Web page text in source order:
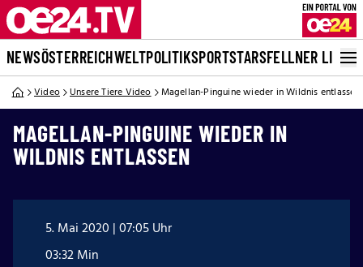
NEWSÖSTERREICHWELTPOLITIKSPORTSTARSFELLNER LIVE
Video Unsere Tiere Video Magellan-Pinguine wieder in Wildnis entlassen
MAGELLAN-PINGUINE WIEDER IN
WILDNIS ENTLASSEN
5. Mai 2020 | 07:05 Uhr
03:32 Min